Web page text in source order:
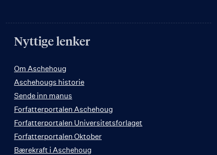
Nyttige lenker
Om Aschehoug
Aschehougs historie
Sende inn manus
Forfatterportalen Aschehoug
Forfatterportalen Universitetsforlaget
Forfatterportalen Oktober
Bærekraft i Aschehoug